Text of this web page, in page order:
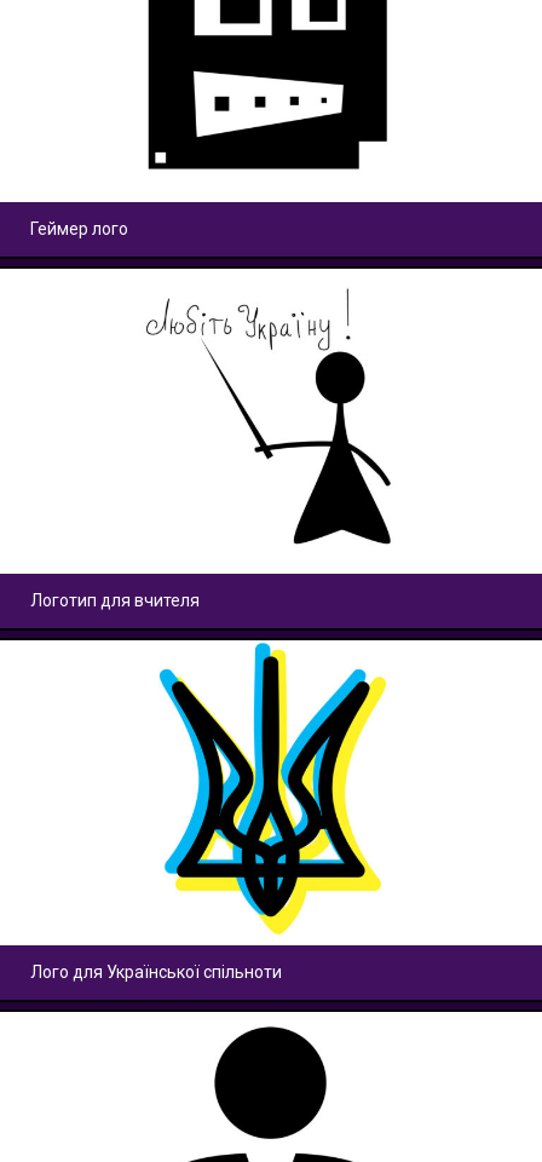
Геймер лого
Логотип для вчителя
Лого для Української спільноти